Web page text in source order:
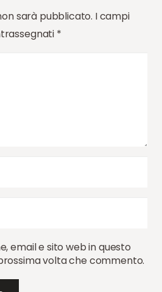
sarà pubblicato. I campi
*
email e sito web in questo
volta che commento.